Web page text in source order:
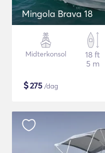
Mingola Brava 18
Midterkonsol
18 ft
5 m
$275 /dag